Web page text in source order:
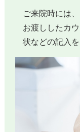
ご来院時には
お渡ししたカ
状などの記入